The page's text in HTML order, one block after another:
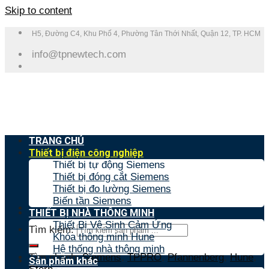
Skip to content
H5, Đường C4, Khu Phố 4, Phường Tân Thới Nhất, Quận 12, TP. HCM
info@tpnewtech.com
Tìm kiếm:
Tìm nhanh:Siemens,TPPRO,Pfannenberg,Hune,
TRANG CHỦ
Thiết bị điện công nghiệp
Thiết bị tự động Siemens
Thiết bị đóng cắt Siemens
Thiết bị đo lường Siemens
Biến tần Siemens
THIẾT BỊ NHÀ THÔNG MINH
Thiết Bị Vệ Sinh Cảm Ứng
Khóa thông minh Hune
Hệ thống nhà thông minh
Sản phẩm khác